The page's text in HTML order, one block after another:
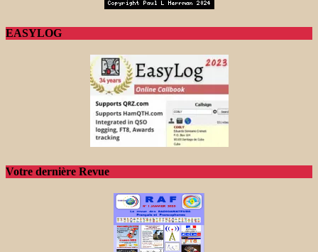
EASYLOG
Votre dernière Revue